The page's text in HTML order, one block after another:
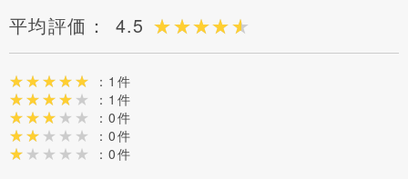
平均評価： 4.5
：1件
：1件
：0件
：0件
：0件